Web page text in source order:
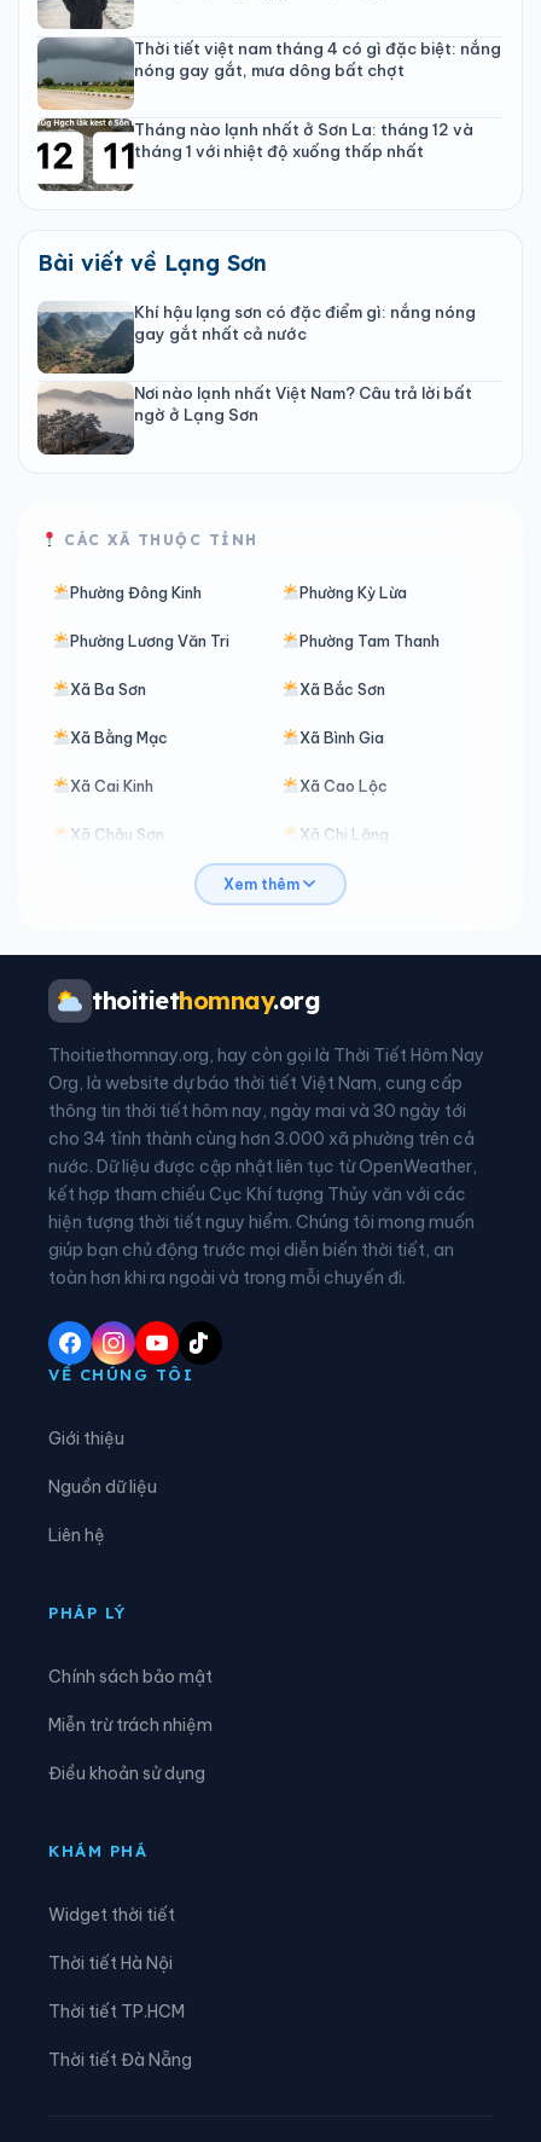
Thời tiết việt nam tháng 4 có gì đặc biệt: nắng
nóng gay gắt, mưa dông bất chợt
Tháng nào lạnh nhất ở Sơn La: tháng 12 và
tháng 1 với nhiệt độ xuống thấp nhất
Bài viết về Lạng Sơn
Khí hậu lạng sơn có đặc điểm gì: nắng nóng
gay gắt nhất cả nước
Nơi nào lạnh nhất Việt Nam? Câu trả lời bất
ngờ ở Lạng Sơn
CÁC XÃ THUỘC TỈNH
Phường Đông Kinh Phường Kỳ Lừa
Phường Lương Văn Tri Phường Tam Thanh
Xã Ba Sơn Xã Bắc Sơn
Xã Bằng Mạc Xã Bình Gia
Xã Cai Kinh Xã Cao Lộc
Xã Châu Sơn Xã Chi Lăng
Xã Công Sơn
Xã Đoàn Kết
Xã Hoa Thám
Xã Hội Hoan Xã Hồng Phong
Xã Hưng Vũ Xã Hữu Liên
Xã Hữu Lũng Xã Kháng Chiến
Xã Khuất Xá Xã Kiên Mộc
Xã Lộc Bình Xã Lợi Bác
Xã Mẫu Sơn
Xã Na Sầm
Xã Tân Tri
Xã Tràng Định
Xem thêm
thoitiethomnay.org
Thoitiethomnay.org, hay còn gọi là Thời Tiết Hôm Nay
Org, là website dự báo thời tiết Việt Nam, cung cấp
thông tin thời tiết hôm nay, ngày mai và 30 ngày tới
cho 34 tỉnh thành cùng hơn 3.000 xã phường trên cả
nước. Dữ liệu được cập nhật liên tục từ OpenWeather,
kết hợp tham chiếu Cục Khí tượng Thủy văn với các
hiện tượng thời tiết nguy hiểm. Chúng tôi mong muốn
giúp bạn chủ động trước mọi diễn biến thời tiết, an
toàn hơn khi ra ngoài và trong mỗi chuyến đi.
VỀ CHÚNG TÔI
Giới thiệu
Nguồn dữ liệu
Liên hệ
PHÁP LÝ
Chính sách bảo mật
Miễn trừ trách nhiệm
Điều khoản sử dụng
KHÁM PHÁ
Widget thời tiết
Thời tiết Hà Nội
Thời tiết TP.HCM
Thời tiết Đà Nẵng